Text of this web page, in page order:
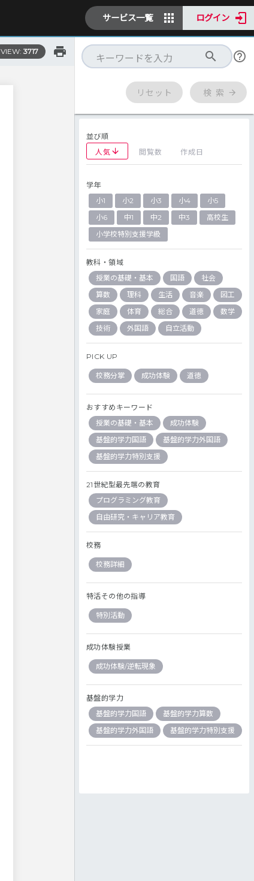
サービス一覧 ログイン
VIEW: 3717
リセット 検 索
並び順
人気
閲覧数 作成日
学年
小1
小2 小3 小4
小5
小6
中1 中2 中3
高校生
小学校特別支援学級
教科・領域
授業の基礎・基本
国語
社会
算数
理科 生活 音楽
図工
家庭
体育 総合 道徳
数学
技術
外国語 自立活動
PICK UP
校務分掌 成功体験 道徳
おすすめキーワード
授業の基礎・基本
成功体験
基盤的学力国語
基盤的学力外国語
基盤的学力特別支援
21世紀型最先端の教育
プログラミング教育
自由研究・キャリア教育
校務
校務詳細
特活その他の指導
特別活動
成功体験授業
成功体験/逆転現象
基盤的学力
基盤的学力国語
基盤的学力算数
基盤的学力外国語
基盤的学力特別支援